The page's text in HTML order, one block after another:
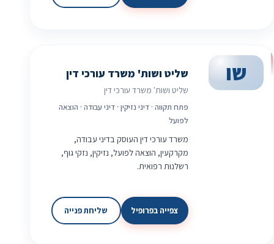
שו שליט ושות' משרד עורכי דין
שליט ושות' משרד עורכי דין
פתח תקווה · דיני נזיקין · דיני עבודה · הוצאה
לפועל
משרד עורכי דין העוסק בדיני עבודה,
מקרקעין, הוצאה לפועל, נזיקין, נזקי גוף,
רשלנות רפואית.
צפייה בפרופיל שליחת פנייה